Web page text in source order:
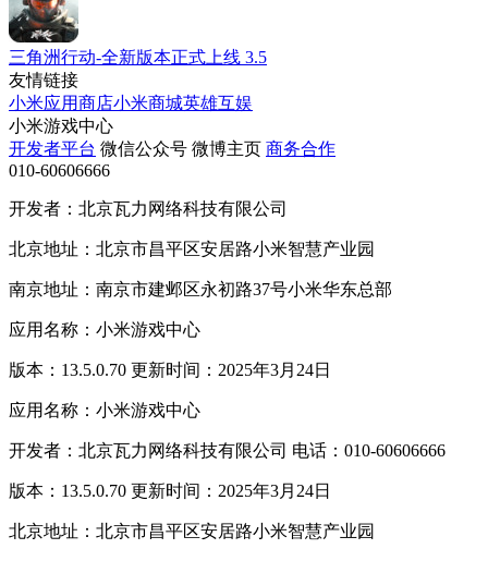
三角洲行动-全新版本正式上线 3.5
友情链接
小米应用商店小米商城英雄互娱
小米游戏中心
开发者平台 微信公众号 微博主页 商务合作
010-60606666
开发者：北京瓦力网络科技有限公司
北京地址：北京市昌平区安居路小米智慧产业园
南京地址：南京市建邺区永初路37号小米华东总部
应用名称：小米游戏中心
版本：13.5.0.70 更新时间：2025年3月24日
应用名称：小米游戏中心
开发者：北京瓦力网络科技有限公司 电话：010-60606666
版本：13.5.0.70 更新时间：2025年3月24日
北京地址：北京市昌平区安居路小米智慧产业园